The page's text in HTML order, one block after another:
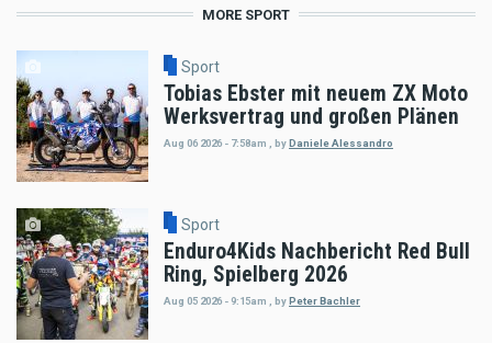
MORE SPORT
Sport
Tobias Ebster mit neuem ZX Moto
Werksvertrag und großen Plänen
Aug 06 2026 - 7:58am , byDaniele Alessandro
Sport
Enduro4Kids Nachbericht Red Bull
Ring, Spielberg 2026
Aug 05 2026 - 9:15am byPeter Bachler